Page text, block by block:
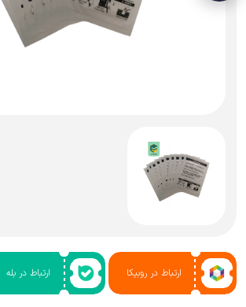
ارتباط در روبیکا ارتباط در بله